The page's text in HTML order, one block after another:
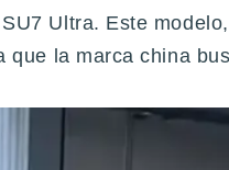
Ultra. Este
la marca china